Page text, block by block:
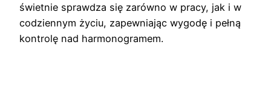
świetnie sprawdza się zarówno w pracy, jak i w
codziennym życiu, zapewniając wygodę i pełną
kontrolę nad harmonogramem.